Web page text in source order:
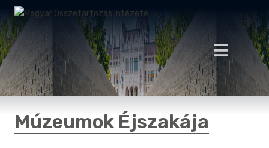
Múzeumok Éjszakája